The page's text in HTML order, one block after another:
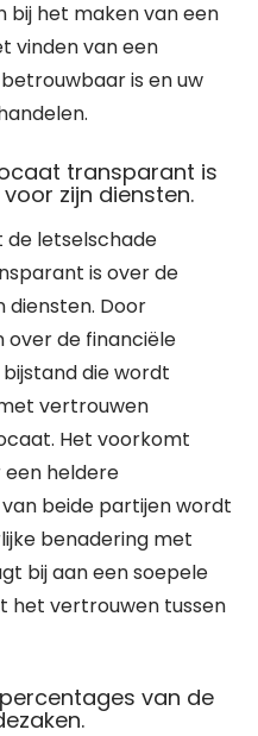
bij het maken van een
vinden van een
is en uw
transparant is
zijn diensten.
de letselschade
is over de
diensten. Door
over de financiële
die wordt
vertrouwen
Het voorkomt
heldere
beide partijen wordt
benadering met
bij aan een soepele
het vertrouwen tussen
van de